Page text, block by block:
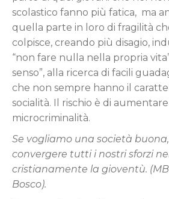
scolastico fanno più fatica, ma
quella parte in loro di fragilità
colpisce, creando più disagio,
“non fare nulla nella propria
senso”, alla ricerca di facili
che non sempre hanno il
socialità. Il rischio è di
microcriminalità.
Se vogliamo una società
convergere tutti i nostri sforzi
cristianamente la gioventù. (MB
Bosco).